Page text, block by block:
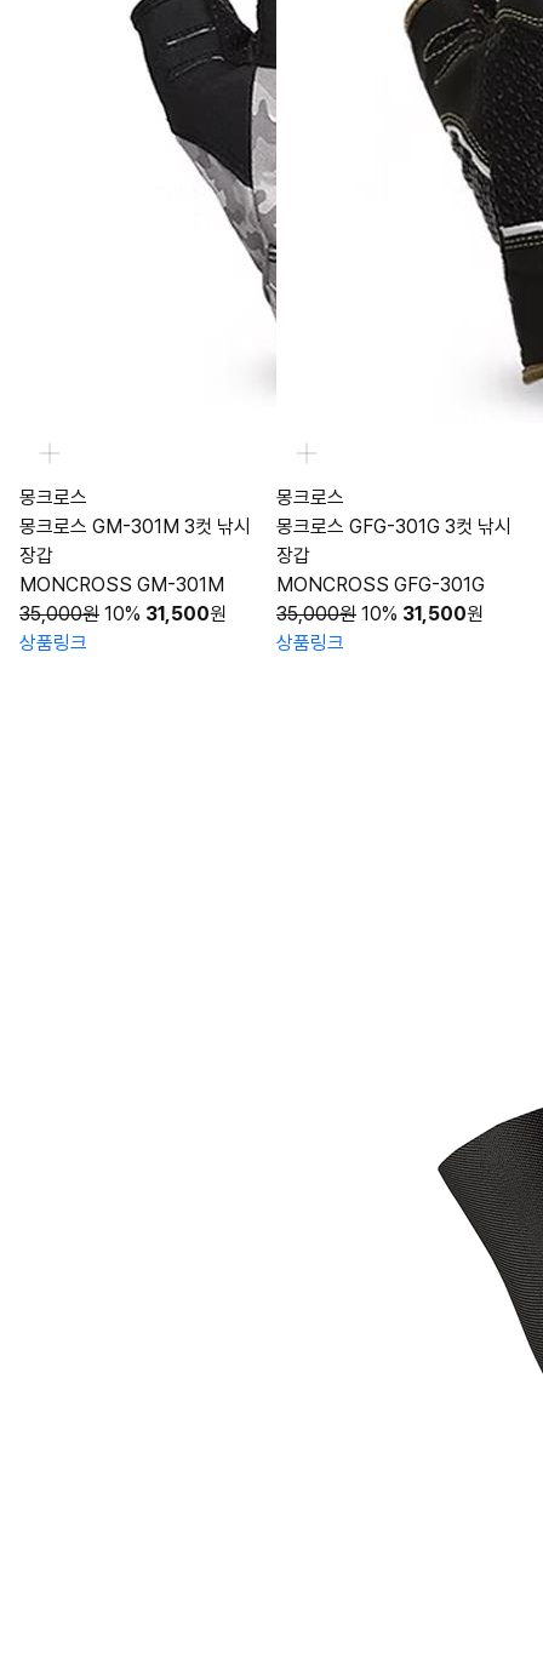
몽크로스
몽크로스 GM-301M 3컷 낚시
장갑
MONCROSS GM-301M
35,000원 10% 31,500원
상품링크
몽크로스
몽크로스 GFG-301G 3컷 낚시
장갑
MONCROSS GFG-301G
35,000원 10% 31,500원
상품링크